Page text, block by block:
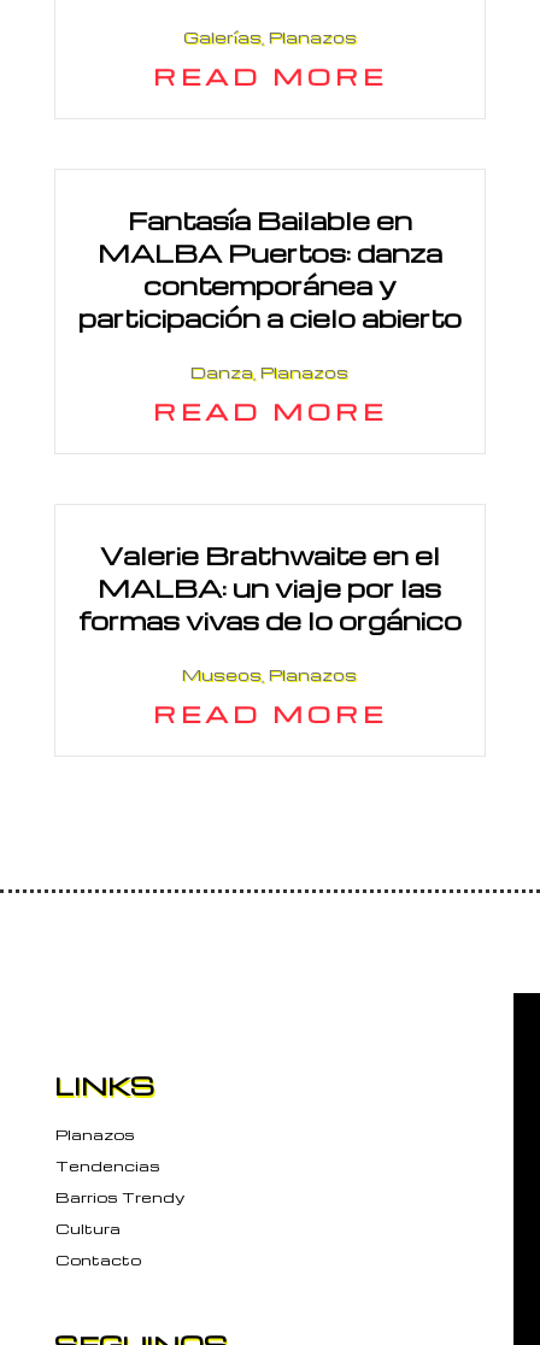
Galerías, Planazos
READ MORE
Fantasía Bailable en
MALBA Puertos: danza
contemporánea y
participación a cielo abierto
Danza Planazos
READ MORE
Valerie Brathwaite en el
MALBA: un viaje por las
formas vivas de lo orgánico
Museos Planazos
READ MORE
LINKS
Planazos
Tendencias
Barrios Trendy
Cultura
Contacto